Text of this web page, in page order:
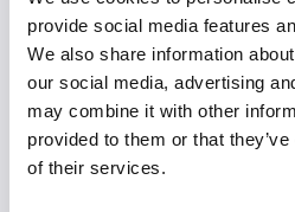
provide social media features
We also share information
our social media, advertising
may combine it with other
provided to them or that
of their services.